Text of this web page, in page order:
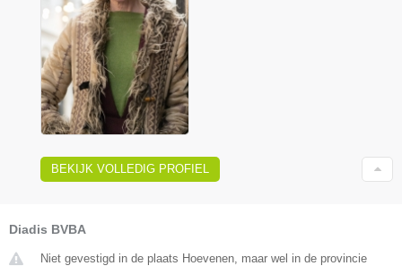
BEKIJK VOLLEDIG PROFIEL
Diadis BVBA
Niet gevestigd in de plaats Hoevenen, maar wel in de provincie